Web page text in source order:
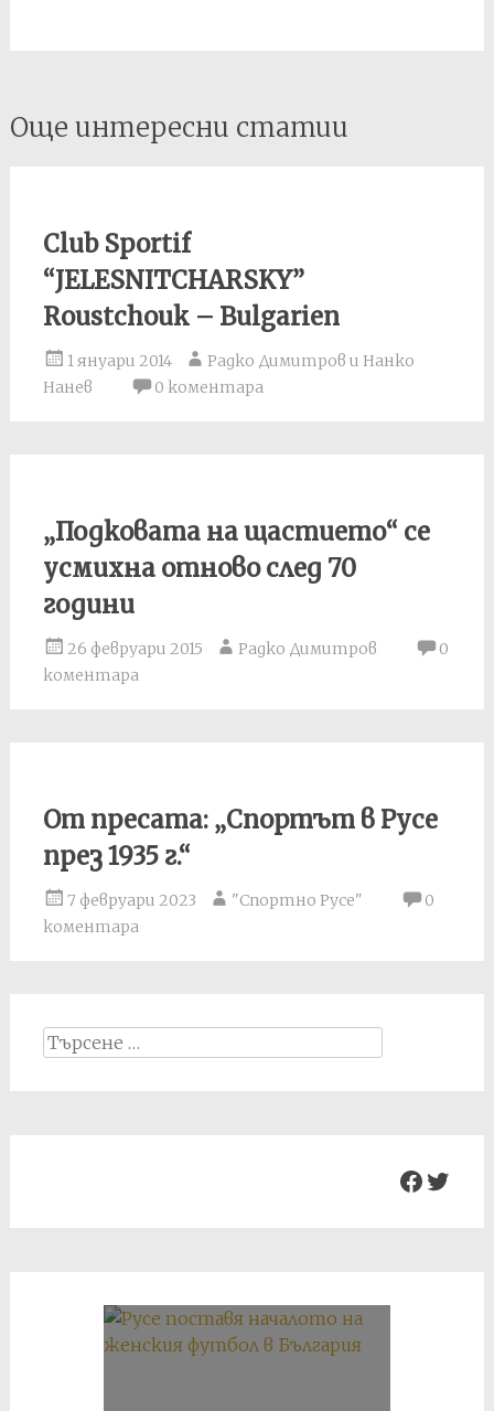
Post
navigation
Още интересни статии
Club Sportif
“JELESNITCHARSKY”
Roustchouk – Bulgarien
1 януари 2014
Радко Димитров и Нанко
Нанев
0 коментара
„Подковата на щастието“ се
усмихна отново след 70
години
26 февруари 2015 Радко Димитров
0
коментара
От пресата: „Спортът в Русе
през 1935 г.“
7 февруари 2023 "Спортно Русе"
0
коментара
Search
for: